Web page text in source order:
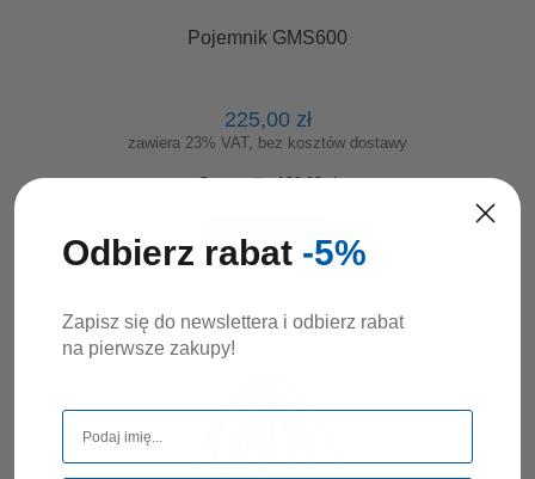
Pojemnik GMS600
225,00 zł
zawiera 23% VAT, bez kosztów dostawy
Cena netto:182,93 zł
DO KOSZYKA
Odbierz rabat -5%
Zapisz się do newslettera i odbierz rabat
na pierwsze zakupy!